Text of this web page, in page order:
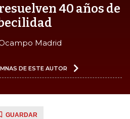
40 años de
Madrid
DE ESTE AUTOR
GUARDAR